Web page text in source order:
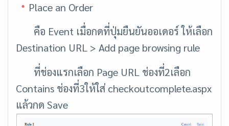
Place an Order
คือ Event เมื่อกดที่ปุ่มยืนยันออเดอร์ ให้เลือก
Destination URL > Add page browsing rule
ที่ช่องแรกเลือก Page URL ช่องที่2เลือก
Contains ช่องที่3ให้ใส่ checkoutcomplete.aspx
แล้วกด Save